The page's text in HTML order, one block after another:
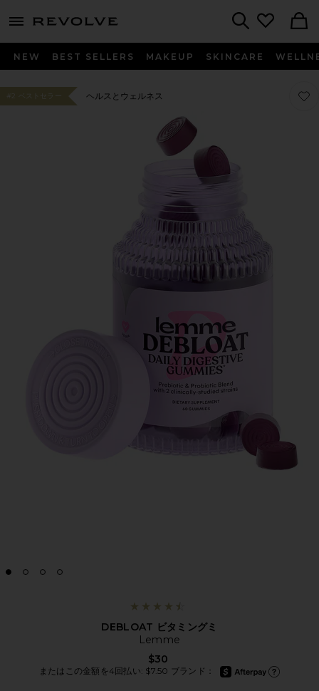
menu - shows more content
NEW BEST SELLERS MAKEUP SKINCARE
#2 ベストセラー ヘルスとウェルネス お気
お気
DEBLOAT ビタミングミ
Lemme
$30
またはこの金額を4回払い: $7.50 ブランド：
afterpay